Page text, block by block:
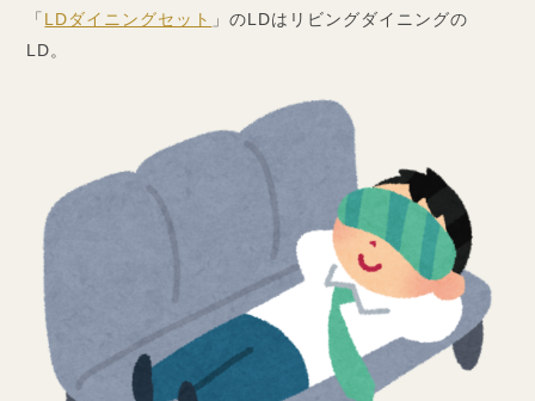
「 LDダイニングセット 」のLDはリビングダイニングの
LD。